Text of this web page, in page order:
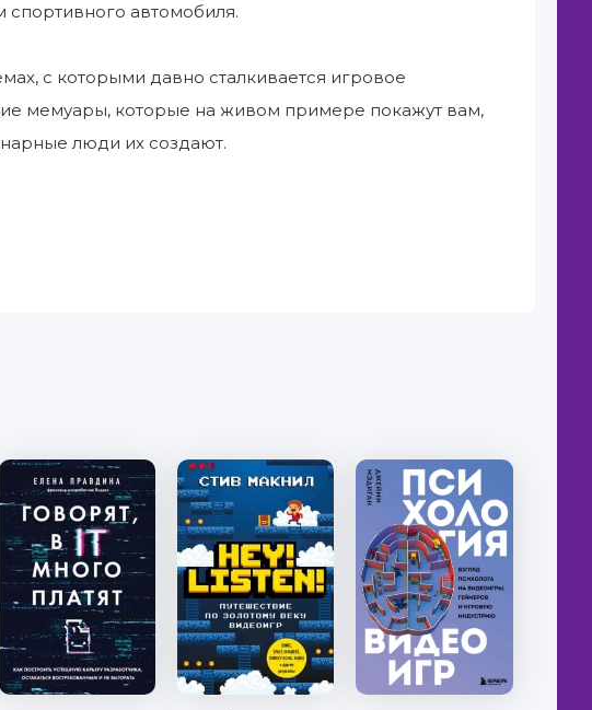
спортивного автомобиля.
с которыми давно сталкивается игровое
мемуары, которые на живом примере покажут вам,
люди их создают.